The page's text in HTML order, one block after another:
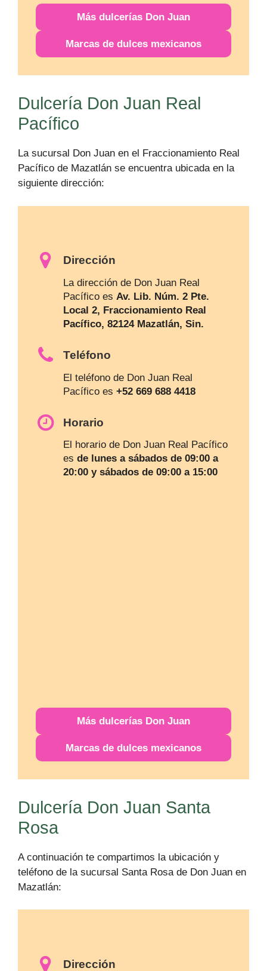
Más dulcerías Don Juan
Marcas de dulces mexicanos
Dulcería Don Juan Real
Pacífico
La sucursal Don Juan en el Fraccionamiento Real
Pacífico de Mazatlán se encuentra ubicada en la
siguiente dirección:
Dirección
La dirección de Don Juan Real
Pacífico es Av. Lib. Núm. 2 Pte.
Local 2, Fraccionamiento Real
Pacífico, 82124 Mazatlán, Sin.
Teléfono
El teléfono de Don Juan Real
Pacífico es +52 669 688 4418
Horario
El horario de Don Juan Real Pacífico
es de lunes a sábados de 09:00 a
20:00 y sábados de 09:00 a 15:00
Más dulcerías Don Juan
Marcas de dulces mexicanos
Dulcería Don Juan Santa
Rosa
A continuación te compartimos la ubicación y
teléfono de la sucursal Santa Rosa de Don Juan en
Mazatlán:
Dirección